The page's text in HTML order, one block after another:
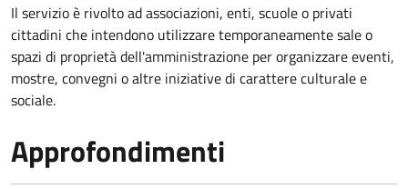
Il servizio è rivolto ad associazioni, enti, scuole o privati
cittadini che intendono utilizzare temporaneamente sale o
spazi di proprietà dell'amministrazione per organizzare eventi,
mostre, convegni o altre iniziative di carattere culturale e
sociale.
Approfondimenti